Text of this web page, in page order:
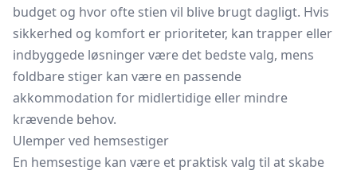
budget og hvor ofte stien vil blive brugt dagligt. Hvis
sikkerhed og komfort er prioriteter, kan trapper eller
indbyggede løsninger være det bedste valg, mens
foldbare stiger kan være en passende
akkommodation for midlertidige eller mindre
krævende behov.
Ulemper ved hemsestiger
En hemsestige kan være et praktisk valg til at skabe